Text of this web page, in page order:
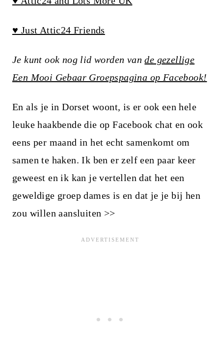
♥ Just Attic24 Friends
Je kunt ook nog lid worden vande gezellige
Een Mooi Gebaar Groepspagina op Facebook!
En als je in Dorset woont, is er ook een hele
leuke haakbende die op Facebook chat en ook
eens per maand in het echt samenkomt om
samen te haken. Ik ben er zelf een paar keer
geweest en ik kan je vertellen dat het een
geweldige groep dames is en dat je je bij hen
zou willen aansluiten >>